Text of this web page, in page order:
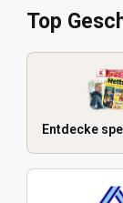
Top
Entdecke